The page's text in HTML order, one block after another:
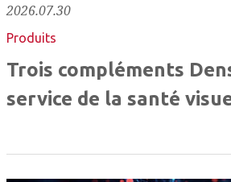
2026.07.30
Produits
Trois compléments
service de la santé